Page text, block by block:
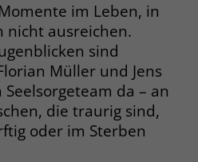
im Leben, in
nicht ausreichen.
sind
Müller und Jens
da – an
die traurig sind,
oder im Sterben